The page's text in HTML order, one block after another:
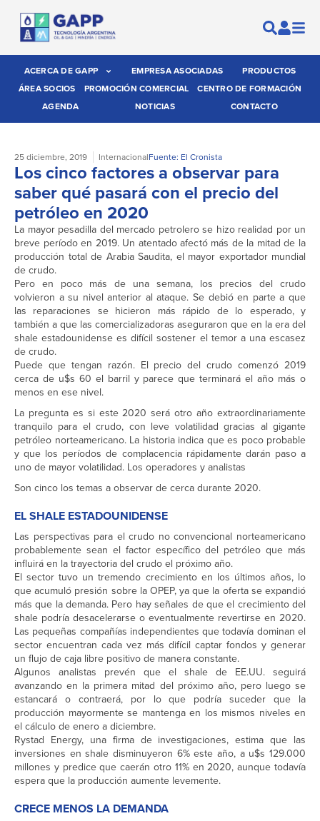
ACERCA DE GAPP EMPRESA ASOCIADAS
PRODUCTOS
ÁREA SOCIOS
PROMOCIÓN COMERCIAL
CENTRO DE FORMACIÓN
AGENDA
NOTICIAS CONTACTO
25 diciembre, 2019 InternacionalFuente: El Cronista
Los cinco factores a observar para
saber qué pasará con el precio del
petróleo en 2020
La mayor pesadilla del mercado petrolero se hizo realidad por un
breve período en 2019. Un atentado afectó más de la mitad de la
producción total de Arabia Saudita, el mayor exportador mundial
de crudo.
Pero en poco más de una semana, los precios del crudo
volvieron a su nivel anterior al ataque. Se debió en parte a que
las reparaciones se hicieron más rápido de lo esperado, y
también a que las comercializadoras aseguraron que en la era del
shale estadounidense es difícil sostener el temor a una escasez
de crudo.
Puede que tengan razón. El precio del crudo comenzó 2019
cerca de u$s 60 el barril y parece que terminará el año más o
menos en ese nivel.
La pregunta es si este 2020 será otro año extraordinariamente
tranquilo para el crudo, con leve volatilidad gracias al gigante
petróleo norteamericano. La historia indica que es poco probable
y que los períodos de complacencia rápidamente darán paso a
uno de mayor volatilidad. Los operadores y analistas
Son cinco los temas a observar de cerca durante 2020.
EL SHALE ESTADOUNIDENSE
Las perspectivas para el crudo no convencional norteamericano
probablemente sean el factor específico del petróleo que más
influirá en la trayectoria del crudo el próximo año.
El sector tuvo un tremendo crecimiento en los últimos años, lo
que acumuló presión sobre la OPEP, ya que la oferta se expandió
más que la demanda. Pero hay señales de que el crecimiento del
shale podría desacelerarse o eventualmente revertirse en 2020.
Las pequeñas compañías independientes que todavía dominan el
sector encuentran cada vez más difícil captar fondos y generar
un flujo de caja libre positivo de manera constante.
Algunos analistas prevén que el shale de EE.UU. seguirá
avanzando en la primera mitad del próximo año, pero luego se
estancará o contraerá, por lo que podría suceder que la
producción mayormente se mantenga en los mismos niveles en
el cálculo de enero a diciembre.
Rystad Energy, una firma de investigaciones, estima que las
inversiones en shale disminuyeron 6% este año, a u$s 129.000
millones y predice que caerán otro 11% en 2020, aunque todavía
espera que la producción aumente levemente.
CRECE MENOS LA DEMANDA